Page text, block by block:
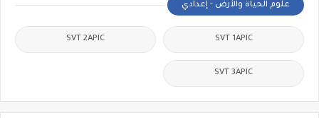
علوم الحياة والأرض - إعدادي
SVT 1APIC
SVT 2APIC
SVT 3APIC